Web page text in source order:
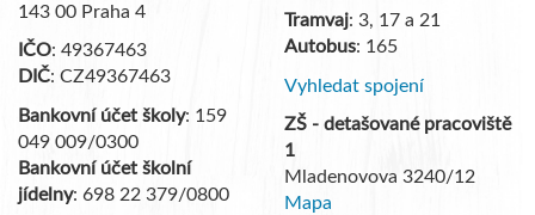
143 00 Praha 4
IČO: 49367463
DIČ: CZ49367463
Bankovní účet školy: 159
049 009/0300
Bankovní účet školní
jídelny: 698 22 379/0800
Tramvaj: 3, 17 a 21
Autobus: 165
Vyhledat spojení
ZŠ - detašované pracoviště
1
Mladenovova 3240/12
Mapa